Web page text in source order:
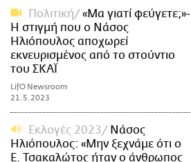
Πολιτική
«Μα γιατί φεύγετε;»-
Η στιγμή που ο Νάσος
Ηλιόπουλος αποχωρεί
εκνευρισμένος από το στούντιο
του ΣΚΑΪ
LifO Newsroom
21.5.2023
Εκλογές 2023
Νάσος
Ηλιόπουλος: «Μην ξεχνάμε ότι ο
Ε. Τσακαλώτος ήταν ο άνθρωπος